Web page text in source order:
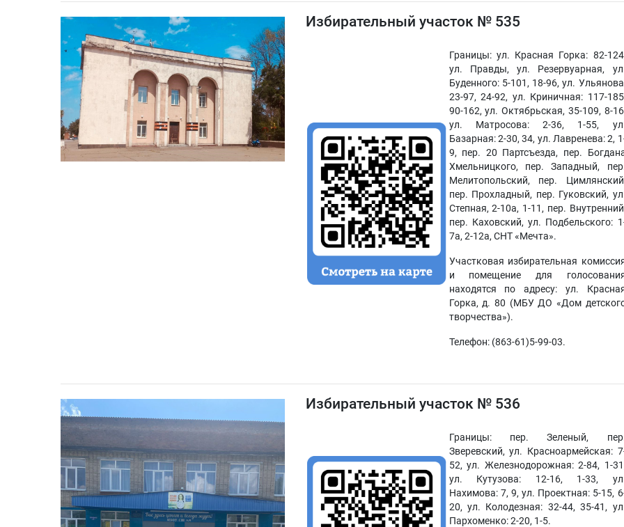
Избирательный участок № 535
Границы: ул. Красная Горка: 82-
ул. Правды, ул. Резервуарная,
Буденного: 5-101, 18-96, ул.
23-97, 24-92, ул. Криничная: 117-
90-162, ул. Октябрьская, 35-109, 8-
ул. Матросова: 2-36, 1-55,
Базарная: 2-30, 34, ул. Лавренева: 2,
9, пер. 20 Партсъезда, пер.
Хмельницкого, пер. Западный,
Мелитопольский, пер.
пер. Прохладный, пер. Гуковский,
Степная, 2-10а, 1-11, пер.
пер. Каховский, ул. Подбельского:
7а, 2-12а, СНТ «Мечта».
Участковая избирательная
и помещение для
находятся по адресу: ул.
Горка, д. 80 (МБУ ДО «Дом
творчества»).
Телефон: (863-61)5-99-03.
Избирательный участок № 536
Границы: пер. Зеленый,
Зверевский, ул. Красноармейская:
52, ул. Железнодорожная: 2-84, 1-
ул. Кутузова: 12-16, 1-33,
Нахимова: 7, 9, ул. Проектная: 5-15,
20, ул. Колодезная: 32-44, 35-41,
Пархоменко: 2-20, 1-5.